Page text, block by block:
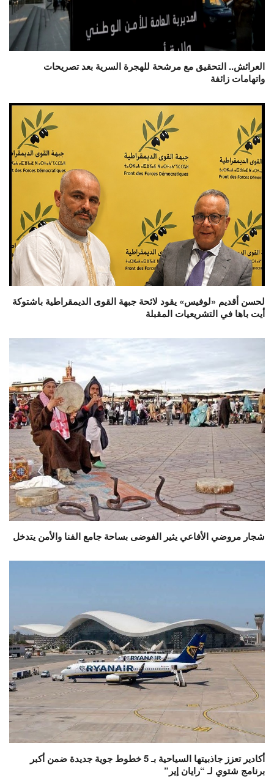
العرائش.. التحقيق مع مرشحة للهجرة السرية بعد تصريحات
واتهامات زائفة
لحسن أقديم «لوفيس» يقود لائحة جبهة القوى الديمقراطية باشتوكة
أيت باها في التشريعيات المقبلة
شجار مروضي الأفاعي يثير الفوضى بساحة جامع الفنا والأمن يتدخل
أكادير تعزز جاذبيتها السياحية بـ 5 خطوط جوية جديدة ضمن أكبر
برنامج شتوي لـ “رايان إير”